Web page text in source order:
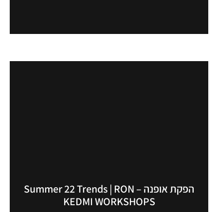
הפקת אופנה – Summer 22 Trends | RON
KEDMI WORKSHOPS